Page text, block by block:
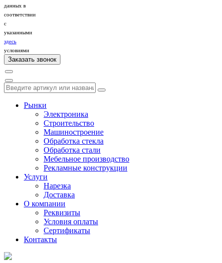
данных в
соответствии
с
указанными
здесь
условиями
Рынки
Электроника
Строительство
Машиностроение
Обработка стекла
Обработка стали
Мебельное производство
Рекламные конструкции
Услуги
Нарезка
Доставка
О компании
Реквизиты
Условия оплаты
Сертификаты
Контакты